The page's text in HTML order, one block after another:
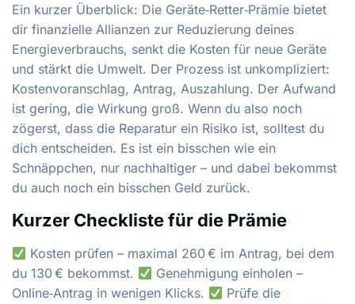
Ein kurzer Überblick: Die Geräte‑Retter‑Prämie bietet
dir finanzielle Allianzen zur Reduzierung deines
Energieverbrauchs, senkt die Kosten für neue Geräte
und stärkt die Umwelt. Der Prozess ist unkompliziert:
Kostenvoranschlag, Antrag, Auszahlung. Der Aufwand
ist gering, die Wirkung groß. Wenn du also noch
zögerst, dass die Reparatur ein Risiko ist, solltest du
dich entscheiden. Es ist ein bisschen wie ein
Schnäppchen, nur nachhaltiger – und dabei bekommst
du auch noch ein bisschen Geld zurück.
Kurzer Checkliste für die Prämie
Kosten prüfen – maximal 260 € im Antrag, bei dem
du 130 € bekommst.
Genehmigung einholen –
Online‑Antrag in wenigen Klicks.
Prüfe die